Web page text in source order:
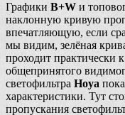
Графики B+W и
наклонную кривую
впечатляющую, если
мы видим, зелёная
проходит практически
общепринятого
светофильтра Hoya
характеристики. Тут
пропускания